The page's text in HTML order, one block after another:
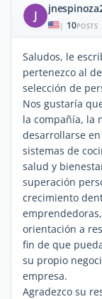
J
| 10POSTS
Saludos, le
pertenezco al
selección de
Nos gustaría
la compañía, la
desarrollarse
sistemas de
salud y
superación
crecimiento
orientación a
fin de que
su propio
empresa.
Agradezco su